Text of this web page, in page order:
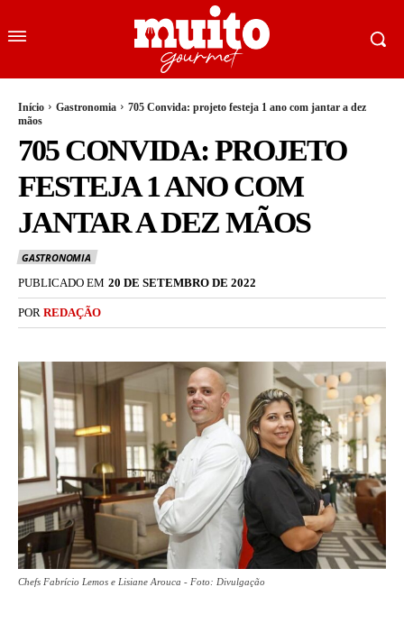
Início Gastronomia
705 Convida: projeto festeja 1 ano com jantar a dez
mãos
705 CONVIDA: PROJETO
FESTEJA 1 ANO COM
JANTAR A DEZ MÃOS
GASTRONOMIA
PUBLICADO EM 20 DE SETEMBRO DE 2022
POR REDAÇÃO
Chefs Fabrício Lemos e Lisiane Arouca - Foto: Divulgação